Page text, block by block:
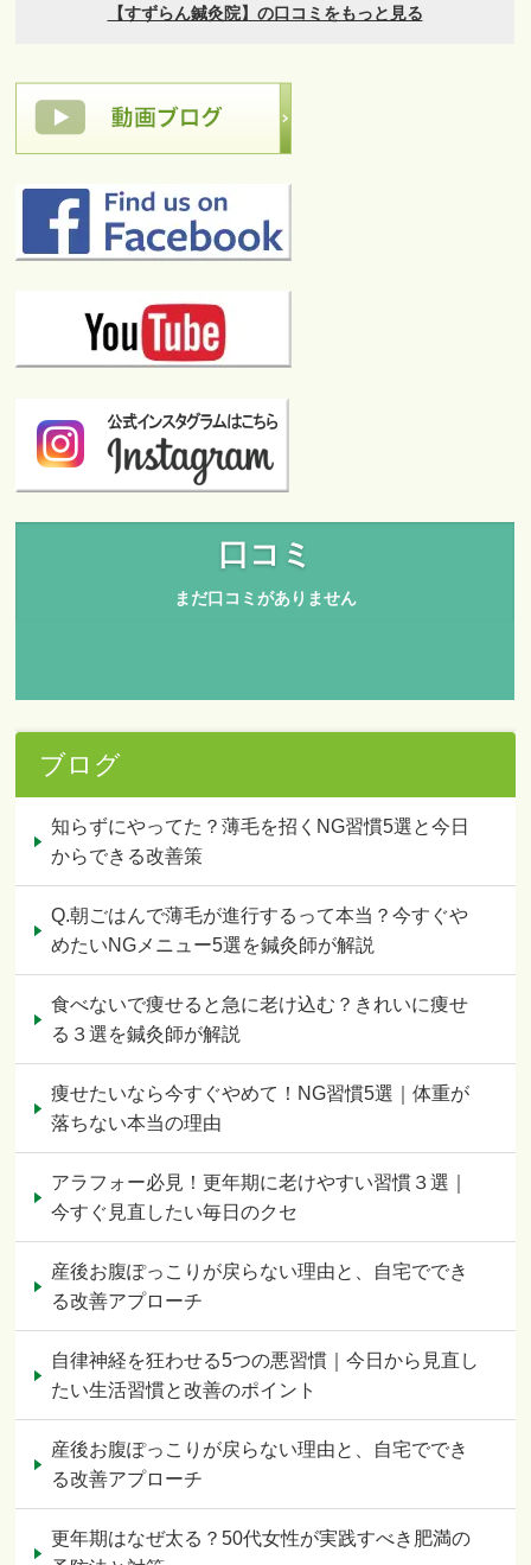
ブログ
知らずにやってた？薄毛を招くNG習慣5選と今日
からできる改善策
Q.朝ごはんで薄毛が進行するって本当？今すぐや
めたいNGメニュー5選を鍼灸師が解説
食べないで痩せると急に老け込む？きれいに痩せ
る３選を鍼灸師が解説
痩せたいなら今すぐやめて！NG習慣5選｜体重が
落ちない本当の理由
アラフォー必見！更年期に老けやすい習慣３選｜
今すぐ見直したい毎日のクセ
産後お腹ぽっこりが戻らない理由と、自宅ででき
る改善アプローチ
自律神経を狂わせる5つの悪習慣｜今日から見直し
たい生活習慣と改善のポイント
産後お腹ぽっこりが戻らない理由と、自宅ででき
る改善アプローチ
更年期はなぜ太る？50代女性が実践すべき肥満の